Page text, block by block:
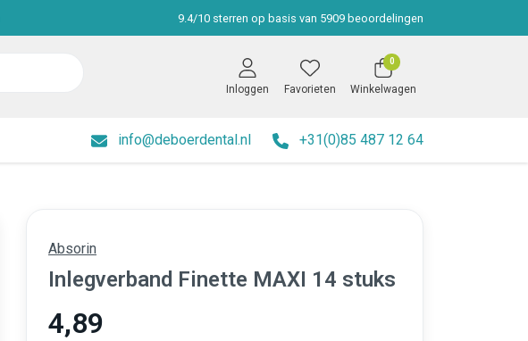
9.4/10 sterren op basis van 5909 beoordelingen
Inloggen Favorieten
0
Winkelwagen
info@deboerdental.nl +31(0)85 487 12 64
Absorin
Inlegverband Finette MAXI 14 stuks
4,89